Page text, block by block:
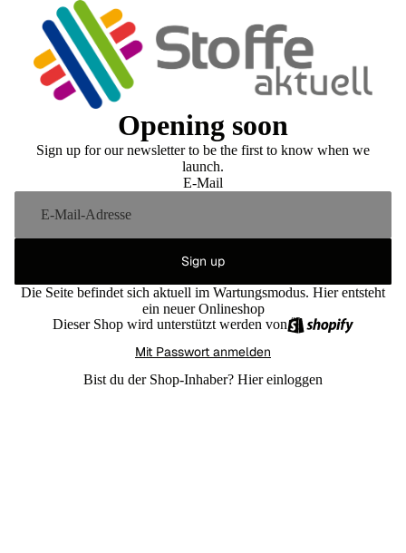
Opening soon
Sign up for our newsletter to be the first to know when we
launch.
E-Mail
Sign up
Die Seite befindet sich aktuell im Wartungsmodus. Hier entsteht
ein neuer Onlineshop
Dieser Shop wird unterstützt werden von
Mit Passwort anmelden
Bist du der Shop-Inhaber? Hier einloggen